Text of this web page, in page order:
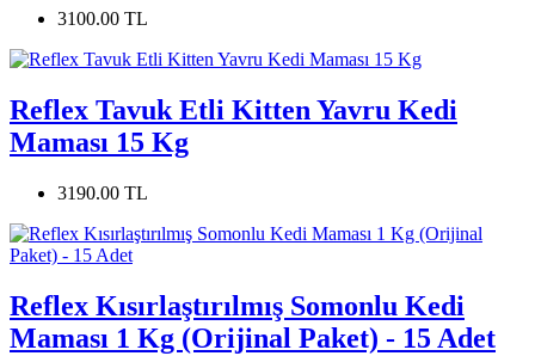
3100.00 TL
Reflex Tavuk Etli Kitten Yavru Kedi
Maması 15 Kg
3190.00 TL
Reflex Kısırlaştırılmış Somonlu Kedi
Maması 1 Kg (Orijinal Paket) - 15 Adet